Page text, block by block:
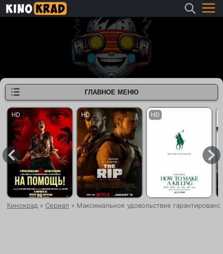
Кинокрад » Сериал » Максимальное удовольствие гарантировано
ГЛАВНОЕ МЕНЮ